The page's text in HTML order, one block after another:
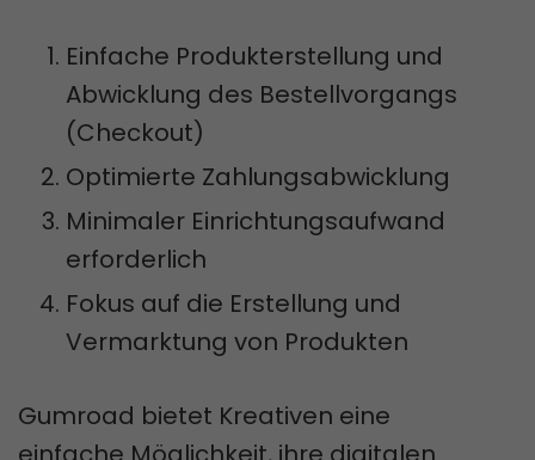
Einfache Produkterstellung und
Abwicklung des Bestellvorgangs
(Checkout)
Optimierte Zahlungsabwicklung
Minimaler Einrichtungsaufwand
erforderlich
Fokus auf die Erstellung und
Vermarktung von Produkten
Gumroad bietet Kreativen eine